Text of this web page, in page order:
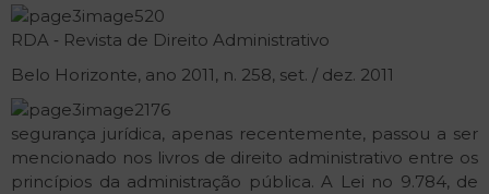
RDA ‐ Revista de Direito Administrativo
Belo Horizonte, ano 2011, n. 258, set. / dez. 2011
segurança jurídica, apenas recentemente, passou a ser
mencionado nos livros de direito administrativo entre os
princípios da administração pública. A Lei no 9.784, de